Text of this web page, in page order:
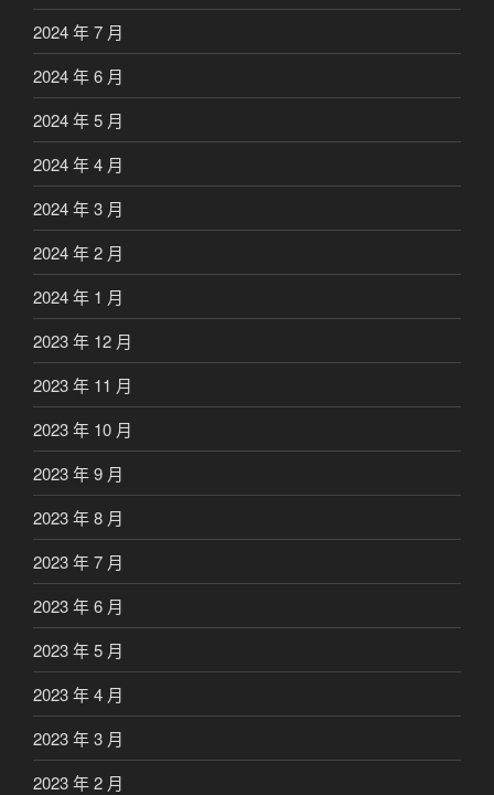
2024 年 7 月
2024 年 6 月
2024 年 5 月
2024 年 4 月
2024 年 3 月
2024 年 2 月
2024 年 1 月
2023 年 12 月
2023 年 11 月
2023 年 10 月
2023 年 9 月
2023 年 8 月
2023 年 7 月
2023 年 6 月
2023 年 5 月
2023 年 4 月
2023 年 3 月
2023 年 2 月